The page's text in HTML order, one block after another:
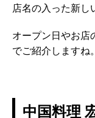
店名の入った新し
オープン日やお店
でご紹介しますね。
中国料理